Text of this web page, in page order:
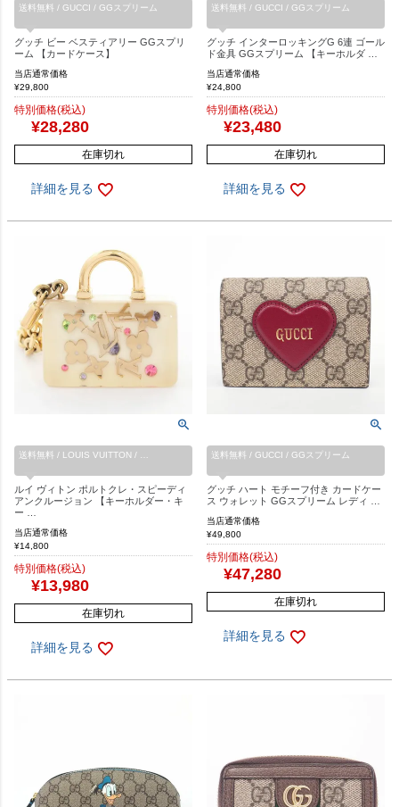
送料無料 / GUCCI / GGスプリーム
グッチ ビー ベスティアリー GGスプリ
ーム 【カードケース】
当店通常価格
¥29,800
特別価格(税込)
¥28,280
在庫切れ
詳細を見る
送料無料 / GUCCI / GGスプリーム
グッチ インターロッキングG 6連 ゴール
ド金具 GGスプリーム 【キーホルダ …
当店通常価格
¥24,800
特別価格(税込)
¥23,480
在庫切れ
詳細を見る
送料無料 / LOUIS VUITTON / …
ルイ ヴィトン ポルトクレ・スピーディ
アンクルージョン 【キーホルダー・キ
ー …
当店通常価格
¥14,800
特別価格(税込)
¥13,980
在庫切れ
詳細を見る
送料無料 / GUCCI / GGスプリーム
グッチ ハート モチーフ付き カードケー
ス ウォレット GGスプリーム レディ …
当店通常価格
¥49,800
特別価格(税込)
¥47,280
在庫切れ
詳細を見る